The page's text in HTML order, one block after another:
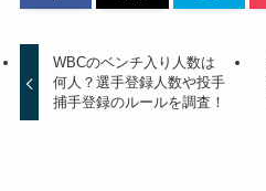
WBCのベンチ入り人数は
何人？選手登録人数や投手
捕手登録のルールを調査！